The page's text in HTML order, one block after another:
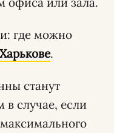
где можно
.
станут
случае, если